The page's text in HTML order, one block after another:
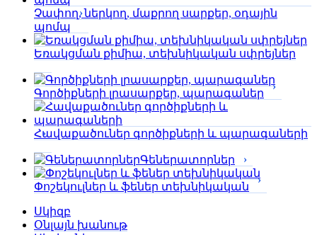
Չափող, ներկող, մաքրող սարքեր, օդային
պոմպ
Եռակցման քիմիա, տեխնիկական սփրեյներ
Գործիքների լրասարքեր, պարագաներ
Հավաքածուներ գործիքների և պարագաների
Գեներատորներ
Փոշեկուլներ և ֆեներ տեխնիկական
Սկիզբ
Օնլայն խանութ